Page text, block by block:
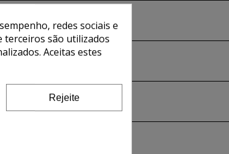
redes sociais e
terceiros são utilizados
Aceitas estes
Rejeite